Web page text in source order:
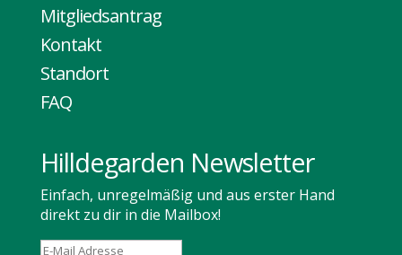
Mitgliedsantrag
Kontakt
Standort
FAQ
Hilldegarden Newsletter
Einfach, unregelmäßig und aus erster Hand
direkt zu dir in die Mailbox!